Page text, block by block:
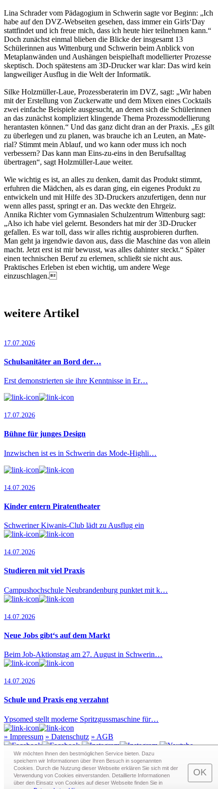
Lina Schrader vom Pädagogium in Schwerin sagte vor Beginn: „Ich
habe auf den DVZ-Webseiten gesehen, dass immer ein Girls‘Day
stattfindet und ich freue mich, dass ich heute hier teilnehmen kann.“
Doch zunächst einmal blieben die Blicke der insgesamt 13
Schülerinnen aus Wittenburg und Schwerin beim Anblick von
Metaplanwänden und Aushängen beispielhaft modellierter Prozesse
skeptisch. Doch spätestens am 3D-Drucker war klar: Das wird kein
langweiliger Ausflug in die Welt der Informatik.
Silke Holzmüller-Laue, Prozessberaterin im DVZ, sagt: „Wir haben
mit der Erstellung von Zuckerwatte und dem Mixen eines Cocktails
zwei einfache Beispiele ausgesucht, an denen sich die Schülerinnen
an das zunächst kompliziert klingende Thema Prozessmodellierung
herantasten können.“ Und das ganz dicht dran an der Praxis. „Es gilt
zu überlegen und zu planen, was brauche ich an Leuten, an Mate­
rial? Stimmt mein Ablauf, und wo kann oder muss ich noch
verbessern? Das kann man Eins-zu-eins in den Berufsalltag
übertragen“, sagt Holzmüller-Laue weiter.
Wie wichtig es ist, an alles zu denken, damit das Produkt stimmt,
erfuhren die Mädchen, als es daran ging, ein eigenes Produkt zu
entwickeln und mit Hilfe des 3D-Druckers anzufertigen, denn nur
wenn alles passt, springt er an. Das weckte den Ehrgeiz.
Annika Richter vom Gymnasialen Schulzentrum Wittenburg sagt:
„Also ich habe viel gelernt. Besonders hat mir der 3D-Drucker
gefallen. Es war toll, dass wir alles richtig ausprobieren durften.
Man geht ja irgendwie davon aus, dass die Maschine das von allein
macht. Jetzt erst ist mir bewusst, was alles dahinter steckt.“ Später
einen technischen Beruf zu erlernen, schließt sie nicht aus.
Praktisches Erleben ist eben wichtig, um andere Wege
einzuschlagen.
weitere Artikel
17.07.2026
Schulsanitäter an Bord der…
Erst demonstrierten sie ihre Kenntnisse in Er…
17.07.2026
Bühne für junges Design
Inzwischen ist es in Schwerin das Mode-Highli…
14.07.2026
Kinder entern Piratentheater
Schweriner Kiwanis-Club lädt zu Ausflug ein
14.07.2026
Studieren mit viel Praxis
Campushochschule Neubrandenburg punktet mit k…
14.07.2026
Neue Jobs gibt‘s auf dem Markt
Beim Job-Aktionstag am 27. August in Schwerin…
14.07.2026
Schule und Praxis eng verzahnt
Ypsomed stellt moderne Spritzgussmaschine für…
» Impressum » Datenschutz » AGB
Redaktion · Graf-Schack-Alle 8 · 19053 Schwerin
Telefon:0385 - 63 83 281· Fax: 0385 - 63 83 279 · Mail:
Wir möchten Ihnen den bestmöglichen Service bieten. Dazu
speichern wir Informationen über Ihren Besuch in sogenann­ten
Cookies. Durch die Nutzung dieser Webseite erklären Sie sich mit der
Verwendung von Cookies einverstanden. Detaillierte Informationen
über den Einsatz von Cookies auf dieser Webseite finden Sie in
OK